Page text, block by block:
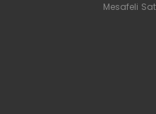
Mesafeli